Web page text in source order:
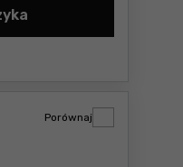
gazowa 27kW
Porównaj